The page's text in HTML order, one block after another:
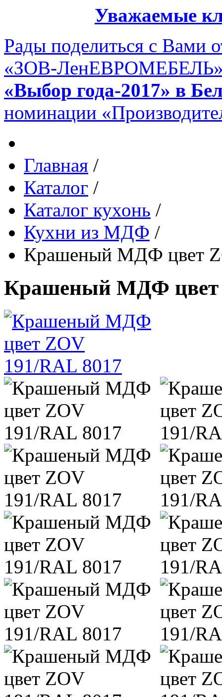
Уважаемые
Рады поделиться с
«ЗОВ-ЛенЕВРОМЕБЕЛЬ»
«Выбор года-2017» в
номинации
Главная /
Каталог /
Каталог кухонь /
Кухни из МДФ /
Крашеный МДФ цвет
Крашеный МДФ цвет